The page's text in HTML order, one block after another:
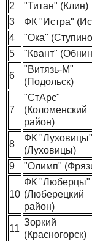
2 "Титан" (Клин)
3
ФК "Истра"
4
"Ока"
5
"Квант"
6
"Витязь-М"
(Подольск)
7
"СтАрс"
(Коломенский
район)
8
ФК "Луховицы"
(Луховицы)
9 "Олимп"
10
ФК "Люберцы"
(Люберецкий
район)
11
Зоркий
(Красногорск)